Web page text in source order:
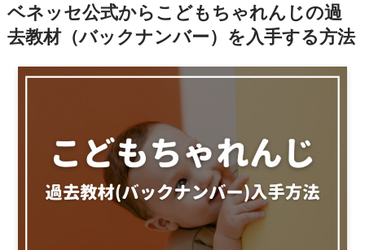
ベネッセ公式からこどもちゃれんじの過
去教材（バックナンバー）を入手する方法